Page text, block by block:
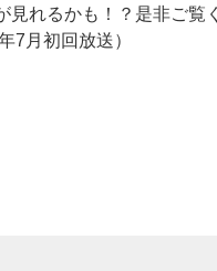
見れるかも！？是非ご覧
7月初回放送）